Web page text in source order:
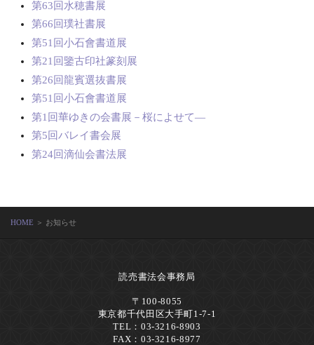
第63回水穂書展
第66回璞社書展
第51回小石會書道展
第21回鑒古印社篆刻展
第26回龍賓選抜書展
第51回小石會書道展
第1回華ゆきの会書展－桜によせて―
第5回バレイ書会展
第24回滴仙会書法展
HOME ＞ お知らせ
読売書法会事務局
〒100-8055
東京都千代田区大手町1-7-1
TEL：03-3216-8903
FAX：03-3216-8977